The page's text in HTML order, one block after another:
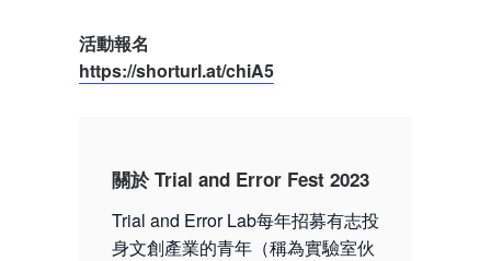
活動報名
https://shorturl.at/chiA5
關於 Trial and Error Fest 2023
Trial and Error Lab每年招募有志投
身文創產業的青年（稱為實驗室伙